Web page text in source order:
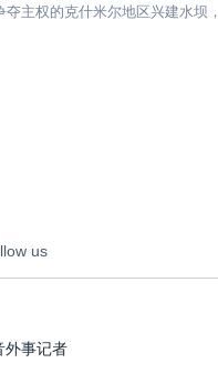
夺主权的克什米尔地区兴建水坝
us
外事记者